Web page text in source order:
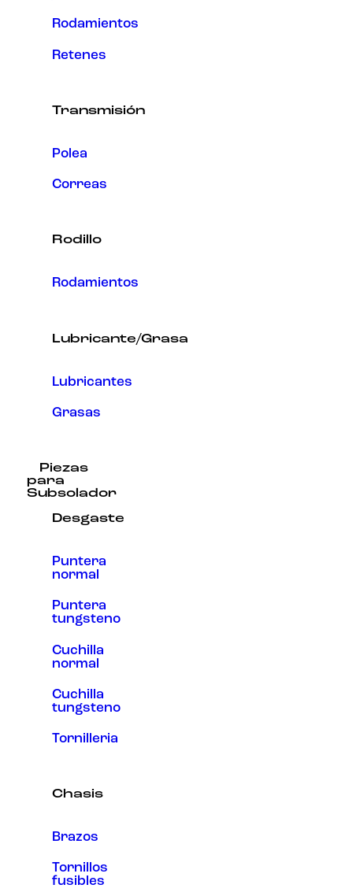
Rodamientos
Retenes
Transmisión
Polea
Correas
Rodillo
Rodamientos
Lubricante/Grasa
Lubricantes
Grasas
Piezas
para
Subsolador
Desgaste
Puntera
normal
Puntera
tungsteno
Cuchilla
normal
Cuchilla
tungsteno
Tornilleria
Chasis
Brazos
Tornillos
fusibles